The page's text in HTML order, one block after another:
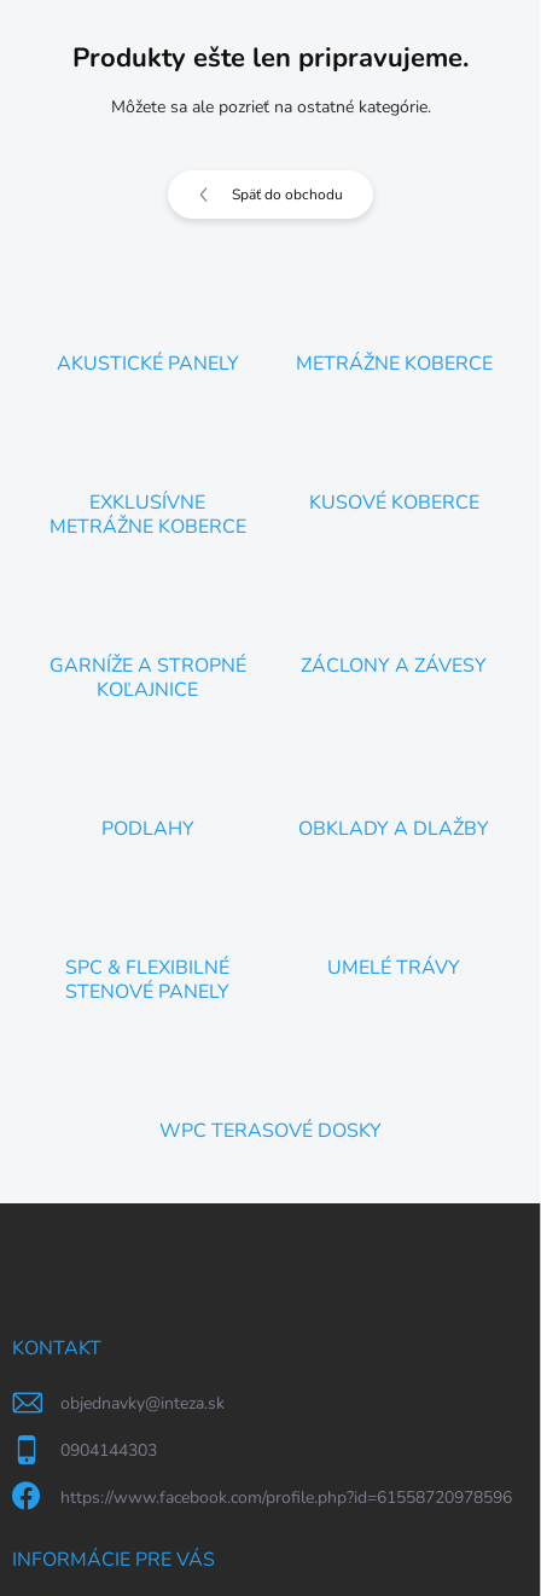
Produkty ešte len pripravujeme.
Môžete sa ale pozrieť na ostatné kategórie.
Späť do obchodu
AKUSTICKÉ PANELY METRÁŽNE KOBERCE
EXKLUSÍVNE
METRÁŽNE KOBERCE
KUSOVÉ KOBERCE
GARNÍŽE A STROPNÉ
KOĽAJNICE
ZÁCLONY A ZÁVESY
PODLAHY OBKLADY A DLAŽBY
SPC & FLEXIBILNÉ
STENOVÉ PANELY
UMELÉ TRÁVY
WPC TERASOVÉ DOSKY
Z
KONTAKT
objednavky@inteza.sk
0904144303
https://www.facebook.com/profile.php?id=61558720978596
INFORMÁCIE PRE VÁS